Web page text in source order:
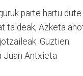
parte hartu dute
taldeak, Azketa
Guztien
Juan Antxieta